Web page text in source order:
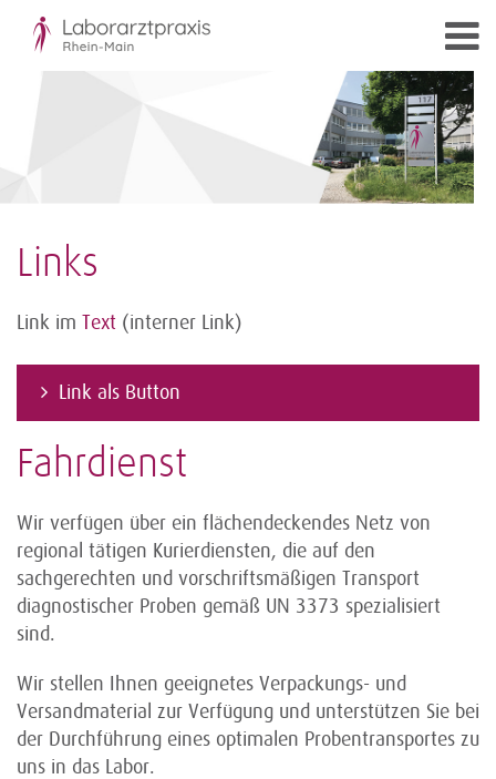
Links
Link im Text (interner Link)
Link als Button
Fahrdienst
Wir verfügen über ein flächendeckendes Netz von
regional tätigen Kurierdiensten, die auf den
sachgerechten und vorschriftsmäßigen Transport
diagnostischer Proben gemäß UN 3373 spezialisiert
sind.
Wir stellen Ihnen geeignetes Verpackungs- und
Versandmaterial zur Verfügung und unterstützen Sie bei
der Durchführung eines optimalen Probentransportes zu
uns in das Labor.